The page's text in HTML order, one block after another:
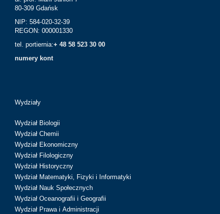
80-309 Gdańsk
NIP: 584-020-32-39
REGON: 000001330
tel. portiernia:+ 48 58 523 30 00
numery kont
Wydziały
Wydział Biologii
Wydział Chemii
Wydział Ekonomiczny
Wydział Filologiczny
Wydział Historyczny
Wydział Matematyki, Fizyki i Informatyki
Wydział Nauk Społecznych
Wydział Oceanografii i Geografii
Wydział Prawa i Administracji